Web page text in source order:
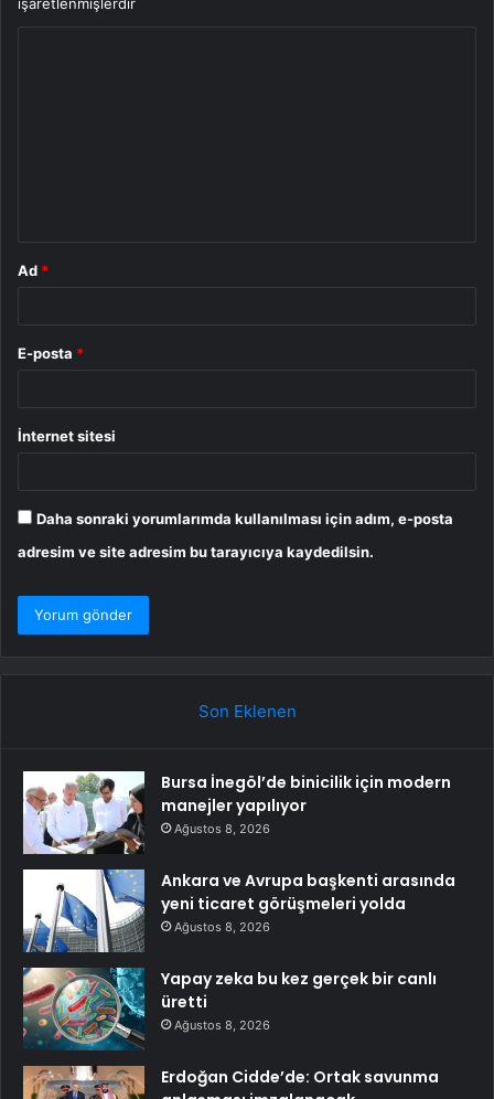
Ad *
E-posta *
İnternet sitesi
Daha sonraki yorumlarımda kullanılması için adım, e-posta
adresim ve site adresim bu tarayıcıya kaydedilsin.
Son Eklenen
Bursa İnegöl’de binicilik için modern
manejler yapılıyor
Ağustos 8, 2026
Ankara ve Avrupa başkenti arasında
yeni ticaret görüşmeleri yolda
Ağustos 8, 2026
Yapay zeka bu kez gerçek bir canlı
üretti
Ağustos 8, 2026
Erdoğan Cidde’de: Ortak savunma